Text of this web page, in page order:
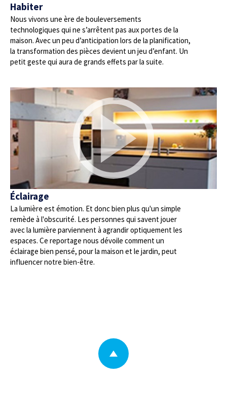
Habiter
Nous vivons une ère de bouleversements
technologiques qui ne s’arrêtent pas aux portes de la
maison. Avec un peu d’anticipation lors de la planification,
la transformation des pièces devient un jeu d’enfant. Un
petit geste qui aura de grands effets par la suite.
Éclairage
La lumière est émotion. Et donc bien plus qu'un simple
remède à l'obscurité. Les personnes qui savent jouer
avec la lumière parviennent à agrandir optiquement les
espaces. Ce reportage nous dévoile comment un
éclairage bien pensé, pour la maison et le jardin, peut
influencer notre bien-être.